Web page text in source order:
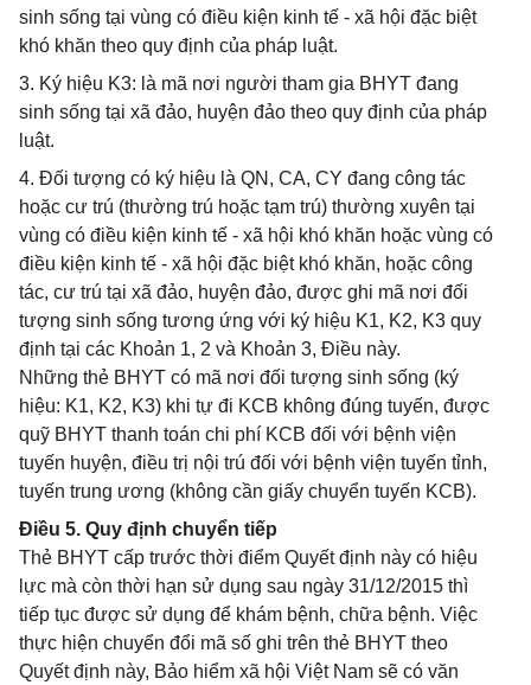
sinh sống tại vùng có điều kiện kinh tế - xã hội đặc biệt
khó khăn theo quy định của pháp luật.
3. Ký hiệu K3: là mã nơi người tham gia BHYT đang
sinh sống tại xã đảo, huyện đảo theo quy định của pháp
luật.
4. Đối tượng có ký hiệu là QN, CA, CY đang công tác
hoặc cư trú (thường trú hoặc tạm trú) thường xuyên tại
vùng có điều kiện kinh tế - xã hội khó khăn hoặc vùng có
điều kiện kinh tế - xã hội đặc biệt khó khăn, hoặc công
tác, cư trú tại xã đảo, huyện đảo, được ghi mã nơi đối
tượng sinh sống tương ứng với ký hiệu K1, K2, K3 quy
định tại các Khoản 1, 2 và Khoản 3, Điều này.
Những thẻ BHYT có mã nơi đối tượng sinh sống (ký
hiệu: K1, K2, K3) khi tự đi KCB không đúng tuyến, được
quỹ BHYT thanh toán chi phí KCB đối với bệnh viện
tuyến huyện, điều trị nội trú đối với bệnh viện tuyến tỉnh,
tuyến trung ương (không cần giấy chuyển tuyến KCB).
Điều 5. Quy định chuyển tiếp
Thẻ BHYT cấp trước thời điểm Quyết định này có hiệu
lực mà còn thời hạn sử dụng sau ngày 31/12/2015 thì
tiếp tục được sử dụng để khám bệnh, chữa bệnh. Việc
thực hiện chuyển đổi mã số ghi trên thẻ BHYT theo
Quyết định này, Bảo hiểm xã hội Việt Nam sẽ có văn